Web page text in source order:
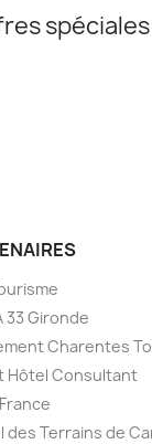
spéciales
33 Gironde
Charentes
Hôtel Consultant
des Terrains de